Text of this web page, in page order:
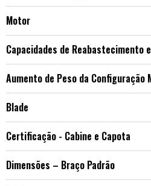
Motor
Capacidades de Reabastecimento
Aumento de Peso da Configuração
Blade
Certificação - Cabine e Capota
Dimensões – Braço Padrão